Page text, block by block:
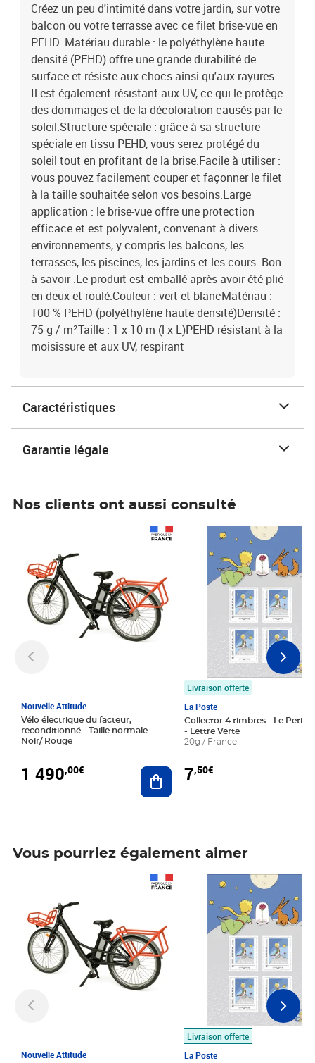
L)PEHD résistant à la moisissure et aux UV, respirant
Créez un peu d'intimité dans votre jardin, sur votre
balcon ou votre terrasse avec ce filet brise-vue en
PEHD. Matériau durable : le polyéthylène haute
densité (PEHD) offre une grande durabilité de
surface et résiste aux chocs ainsi qu'aux rayures.
Il est également résistant aux UV, ce qui le protège
des dommages et de la décoloration causés par le
soleil.Structure spéciale : grâce à sa structure
spéciale en tissu PEHD, vous serez protégé du
soleil tout en profitant de la brise.Facile à utiliser :
vous pouvez facilement couper et façonner le filet
à la taille souhaitée selon vos besoins.Large
application : le brise-vue offre une protection
efficace et est polyvalent, convenant à divers
environnements, y compris les balcons, les
terrasses, les piscines, les jardins et les cours. Bon
à savoir :Le produit est emballé après avoir été plié
en deux et roulé.Couleur : vert et blancMatériau :
100 % PEHD (polyéthylène haute densité)Densité :
75 g / m²Taille : 1 x 10 m (l x L)PEHD résistant à la
moisissure et aux UV, respirant
Caractéristiques
Garantie légale
Nos clients ont aussi consulté
Nouvelle Attitude
Vélo électrique du facteur,
reconditionné - Taille normale -
Noir/ Rouge
1 490,00€ Ajouter au panier
Livraison offerte
La Poste
Collector 4 timbres - Le Petit
- Lettre Verte
20g / France
7,50€
Prix 7,50€
Vous pourriez également aimer
Nouvelle Attitude
Livraison offerte
La Poste
Prix 7,50€